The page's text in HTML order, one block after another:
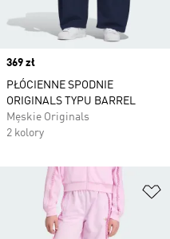
Price
369 zł
PŁÓCIENNE SPODNIE
ORIGINALS TYPU BARREL
Męskie Originals
2 kolory